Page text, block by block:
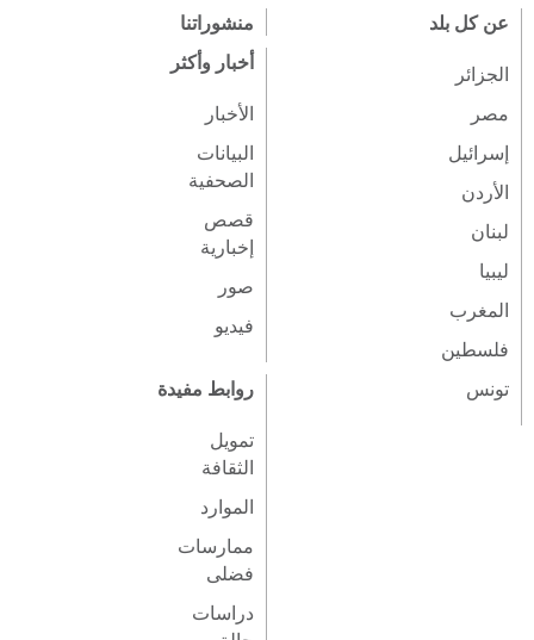
عن كل بلد
الجزائر
مصر
إسرائيل
الأردن
لبنان
ليبيا
المغرب
فلسطين
تونس
منشوراتنا
أخبار وأكثر
الأخبار
البيانات
الصحفية
قصص
إخبارية
صور
فيديو
روابط مفيدة
تمويل
الثقافة
الموارد
ممارسات
فضلى
دراسات